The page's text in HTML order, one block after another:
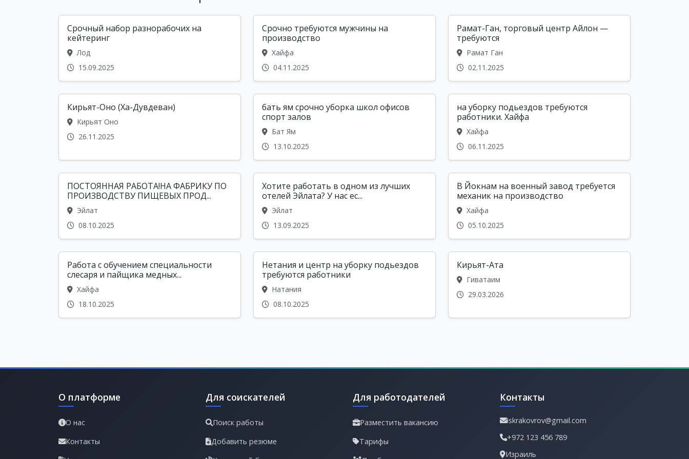
Срочный набор разнорабочих на
кейтеринг
Лод
15.09.2025
Срочно требуются мужчины на
производство
Хайфа
04.11.2025
Рамат-Ган, торговый центр Айлон —
требуются
Рамат Ган
02.11.2025
Кирьят-Оно (Ха-Дувдеван)
Кирьят Оно
26.11.2025
бать ям срочно уборка школ офисов
спорт залов
Бат Ям
13.10.2025
на уборку подьездов требуются
работники. Хайфа
Хайфа
06.11.2025
ПОСТОЯННАЯ РАБОТА!НА ФАБРИКУ ПО
ПРОИЗВОДСТВУ ПИЩЕВЫХ ПРОД...
Эйлат
08.10.2025
Хотите работать в одном из лучших
отелей Эйлата? У нас ес...
Эйлат
13.09.2025
В Йокнам на военный завод требуется
механик на производство
Хайфа
05.10.2025
Работа с обучением специальности
слесаря и пайщика медных...
Хайфа
18.10.2025
Нетания и центр на уборку подьездов
требуются работники
Натания
08.10.2025
Кирьят-Ата
Гиватаим
29.03.2026
О платформе
О нас
Контакты
Для соискателей
Поиск работы
Добавить резюме
Для работодателей
Разместить вакансию
Тарифы
Контакты
iskrakovrov@gmail.com
+972 123 456 789
Израиль